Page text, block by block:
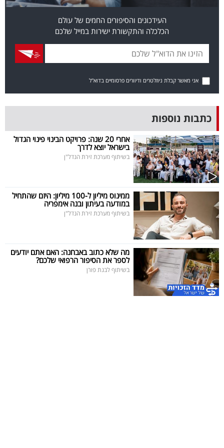
ופנאי
תיירות
5
המילון
הכלכלי
פודקאסט
40
UNDER
40
שיתופי
פעולה
העידכונים והסיפורים החמים של עולם
הכלכלה והתקשורת ישירות במייל שלכם
אני מאשר קבלת ניוזלטרים ודיוורים פרסומיים בדוא"ל
כתבות נוספות
אחרי 20 שנה: פרויקט הבינוי פינוי הגדול
בישראל יוצא לדרך
בשיתוף מערכת זירת הנדל"ן
ממינוס מיליון ל-100 מיליון: היזם שהתחיל
במודעה בעיתון ובנה אימפריה
בשיתוף מערכת זירת הנדל"ן
מה שלא כתוב באבחנה: האם אתם יודעים
לספר את הסיפור הרפואי שלכם?
בשיתוף לבנת פורן